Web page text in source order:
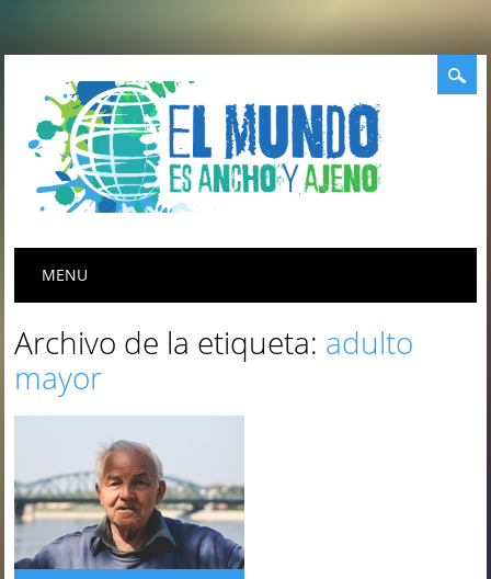
Menú principal
MENU
Archivo de la etiqueta: adulto
mayor